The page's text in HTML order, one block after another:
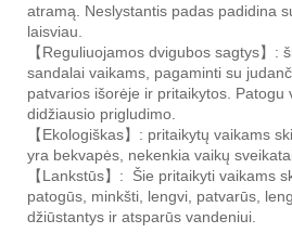
atramą. Neslystantis padas padidina
laisviau.
【Reguliuojamos dvigubos sagtys】:
sandalai vaikams, pagaminti su
patvarios išorėje ir pritaikytos. Patogu
didžiausio prigludimo.
【Ekologiškas】: pritaikytų vaikams
yra bekvapės, nekenkia vaikų
【Lankstūs】: Šie pritaikyti vaikams
patogūs, minkšti, lengvi, patvarūs,
džiūstantys ir atsparūs vandeniui.